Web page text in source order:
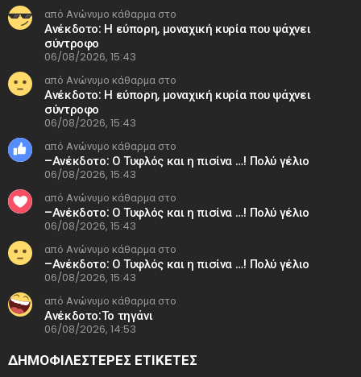
από Ανώνυμο κάθαρμα στο
Ανέκδοτο: Η εύπορη, μοναχική κυρία που ψάχνει
σύντροφο
06/08/2026, 15:43
από Ανώνυμο κάθαρμα στο
Ανέκδοτο: Η εύπορη, μοναχική κυρία που ψάχνει
σύντροφο
06/08/2026, 15:43
από Ανώνυμο κάθαρμα στο
–Ανέκδοτο: Ο Τυφλός και η πισίνα …! Πολύ γέλιο
06/08/2026, 15:43
από Ανώνυμο κάθαρμα στο
–Ανέκδοτο: Ο Τυφλός και η πισίνα …! Πολύ γέλιο
06/08/2026, 15:43
από Ανώνυμο κάθαρμα στο
–Ανέκδοτο: Ο Τυφλός και η πισίνα …! Πολύ γέλιο
06/08/2026, 15:43
από Ανώνυμο κάθαρμα στο
Ανέκδοτο:Το τηγάνι
06/08/2026, 14:53
ΔΗΜΟΦΙΛΕΣΤΕΡΕΣ ΕΤΙΚΈΤΕΣ